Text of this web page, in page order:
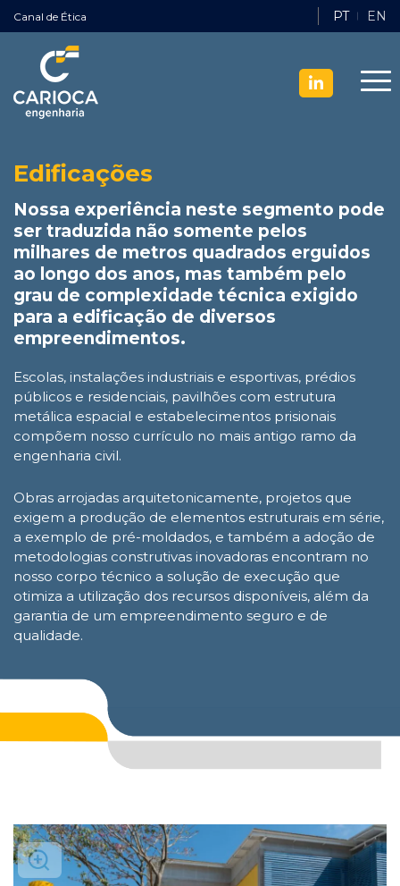
Canal de Ética PT EN
Edificações
Nossa experiência neste segmento pode
ser traduzida não somente pelos
milhares de metros quadrados erguidos
ao longo dos anos, mas também pelo
grau de complexidade técnica exigido
para a edificação de diversos
empreendimentos.
Escolas, instalações industriais e esportivas, prédios
públicos e residenciais, pavilhões com estrutura
metálica espacial e estabelecimentos prisionais
compõem nosso currículo no mais antigo ramo da
engenharia civil.
Obras arrojadas arquitetonicamente, projetos que
exigem a produção de elementos estruturais em série,
a exemplo de pré-moldados, e também a adoção de
metodologias construtivas inovadoras encontram no
nosso corpo técnico a solução de execução que
otimiza a utilização dos recursos disponíveis, além da
garantia de um empreendimento seguro e de
qualidade.